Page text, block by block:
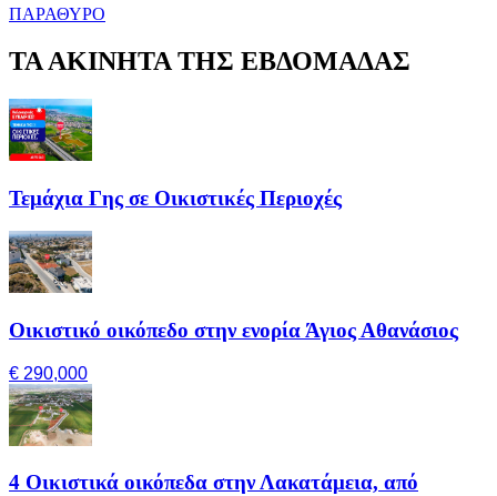
ΠΑΡΑΘΥΡΟ
ΤΑ ΑΚΙΝΗΤΑ ΤΗΣ ΕΒΔΟΜΑΔΑΣ
Τεμάχια Γης σε Οικιστικές Περιοχές
Οικιστικό οικόπεδο στην ενορία Άγιος Αθανάσιος
€ 290,000
4 Οικιστικά οικόπεδα στην Λακατάμεια, από